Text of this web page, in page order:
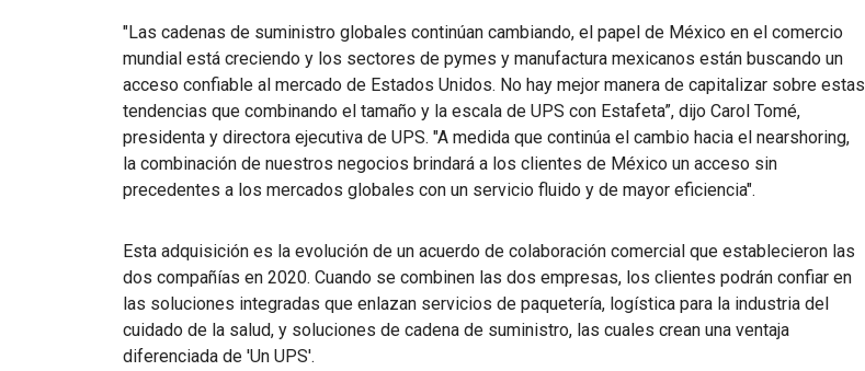
"Las cadenas de suministro globales continúan cambiando, el papel de México en el comercio
mundial está creciendo y los sectores de pymes y manufactura mexicanos están buscando un
acceso confiable al mercado de Estados Unidos. No hay mejor manera de capitalizar sobre estas
tendencias que combinando el tamaño y la escala de UPS con Estafeta”, dijo Carol Tomé,
presidenta y directora ejecutiva de UPS. "A medida que continúa el cambio hacia el nearshoring,
la combinación de nuestros negocios brindará a los clientes de México un acceso sin
precedentes a los mercados globales con un servicio fluido y de mayor eficiencia".
Esta adquisición es la evolución de un acuerdo de colaboración comercial que establecieron las
dos compañías en 2020. Cuando se combinen las dos empresas, los clientes podrán confiar en
las soluciones integradas que enlazan servicios de paquetería, logística para la industria del
cuidado de la salud, y soluciones de cadena de suministro, las cuales crean una ventaja
diferenciada de 'Un UPS'.